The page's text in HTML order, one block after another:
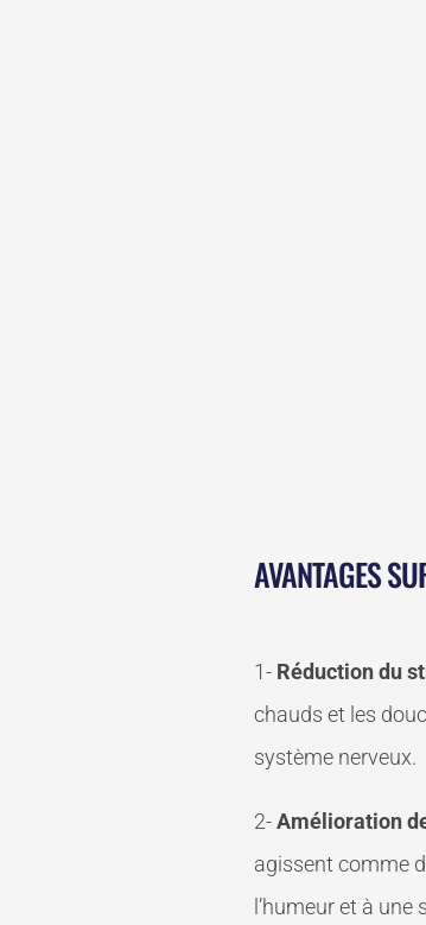
AVANTAGES
1- Réduction du
chauds et les
système nerveux.
2-Amélioration
agissent comme
l’humeur et à